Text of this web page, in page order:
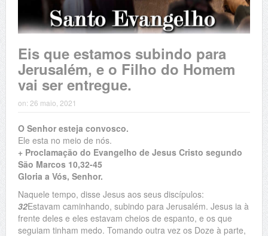
Eis que estamos subindo para
Jerusalém, e o Filho do Homem
vai ser entregue.
on: 26 maio, 2021
O Senhor esteja convosco.
Ele esta no meio de nós.
+ Proclamação do Evangelho de Jesus Cristo segundo
São Marcos 10,32-45
Gloria a Vós, Senhor.
Naquele tempo, disse Jesus aos seus discípulos:
32Estavam caminhando, subindo para Jerusalém. Jesus ia à
frente deles e eles estavam cheios de espanto, e os que
seguiam tinham medo. Tomando outra vez os Doze à parte,